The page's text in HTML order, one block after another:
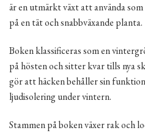
är en utmärkt växt att använda
på en tät och snabbväxande planta.
Boken klassificeras som en
på hösten och sitter kvar tills nya
gör att häcken behåller sin
ljudisolering under vintern.
Stammen på boken växer rak och